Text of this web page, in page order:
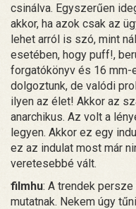
csinálva. Egyszerűen
akkor, ha azok csak az
lehet arról is szó, mint
esetében, hogy puff!,
forgatókönyv és 16
dolgoztunk, de valódi
ilyen az élet! Akkor az
anarchikus. Az volt a
legyen. Akkor ez egy
ez az indulat most már
veretesebbé vált.
filmhu: A trendek
mutatnak. Nekem úgy